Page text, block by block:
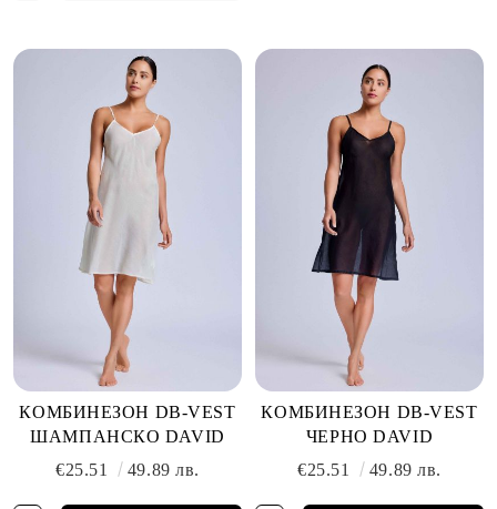
КОМБИНЕЗОН DB-VEST
ШАМПАНСКО DAVID
€25.51
49.89 лв.
КОМБИНЕЗОН DB-VEST
ЧЕРНО DAVID
€25.51
49.89 лв.